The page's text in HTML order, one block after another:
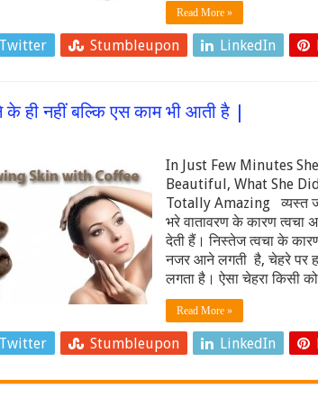
Read More »
Twitter Stumbleupon LinkedIn
के ही नहीं बल्कि एस काम भी आती है |
In Just Few Minutes
Beautiful, What She
Totally Amazing व्यस्त
भरे वातावरण के कारण त्वचा
देती हैं। निस्तेज त्वचा के
नजर आने लगती है, चेहरे पर
लगता है। ऐसा चेहरा किसी
Read More »
Twitter Stumbleupon LinkedIn